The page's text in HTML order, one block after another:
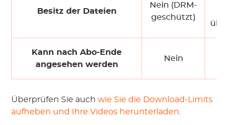
Besitz der Dateien
Nein (DRM-
geschützt)
Kann nach Abo-Ende
angesehen werden
Nein
Überprüfen Sie auchwie Sie die Download-Limits
aufheben und Ihre Videos herunterladen